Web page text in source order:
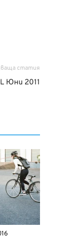
статия
Юни 2011